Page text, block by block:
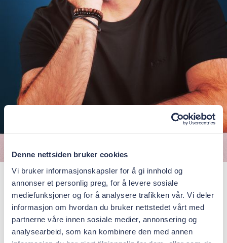
Denne nettsiden bruker cookies
Vi bruker informasjonskapsler for å gi innhold og
annonser et personlig preg, for å levere sosiale
mediefunksjoner og for å analysere trafikken vår. Vi deler
informasjon om hvordan du bruker nettstedet vårt med
partnerne våre innen sosiale medier, annonsering og
analysearbeid, som kan kombinere den med annen
Paulo Monteiro
DDS, Lisboa, Portugal